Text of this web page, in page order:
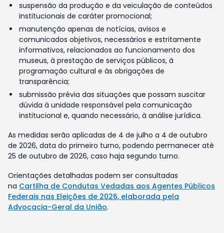
suspensão da produção e da veiculação de conteúdos
institucionais de caráter promocional;
manutenção apenas de notícias, avisos e
comunicados objetivos, necessários e estritamente
informativos, relacionados ao funcionamento dos
museus, à prestação de serviços públicos, à
programação cultural e às obrigações de
transparência;
submissão prévia das situações que possam suscitar
dúvida à unidade responsável pela comunicação
institucional e, quando necessário, à análise jurídica.
As medidas serão aplicadas de 4 de julho a 4 de outubro
de 2026, data do primeiro turno, podendo permanecer até
25 de outubro de 2026, caso haja segundo turno.
Orientações detalhadas podem ser consultadas
na Cartilha de Condutas Vedadas aos Agentes Públicos
Federais nas Eleições de 2026, elaborada pela
Advocacia-Geral da União.